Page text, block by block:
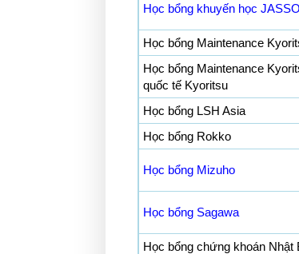
Học bổng khuyến học JASSO
Học bổng Maintenance
Học bổng Maintenance
quốc tế Kyoritsu
Học bổng LSH Asia
Học bổng Rokko
Học bổng Mizuho
Học bổng Sagawa
Học bổng chứng khoán Nhật